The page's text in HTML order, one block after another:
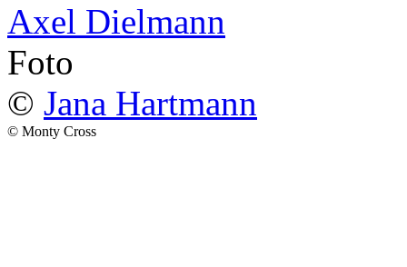
Axel Dielmann
Foto
© Jana Hartmann
© Monty Cross